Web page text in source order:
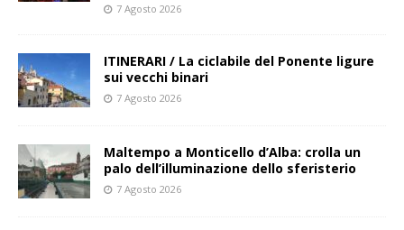
7 Agosto 2026
ITINERARI / La ciclabile del Ponente ligure
sui vecchi binari
7 Agosto 2026
Maltempo a Monticello d’Alba: crolla un
palo dell’illuminazione dello sferisterio
7 Agosto 2026